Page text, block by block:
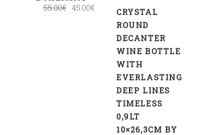
55.00€ 45.00€
CRYSTAL
ROUND
DECANTER
WINE BOTTLE
WITH
EVERLASTING
DEEP LINES
TIMELESS
0,9LT
10×26,3CM BY